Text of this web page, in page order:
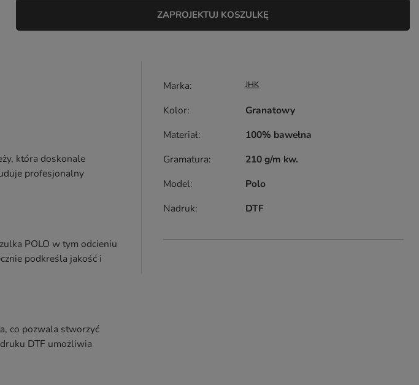
ZAPROJEKTUJ KOSZULKĘ
która doskonale
profesjonalny
POLO w tym odcieniu
podkreśla jakość i
co pozwala stworzyć
DTF umożliwia
Marka JHK
Kolor
Granatowy
Materiał
100% bawełna
Gramatura
210 g/m kw.
Model
Polo
Nadruk
DTF